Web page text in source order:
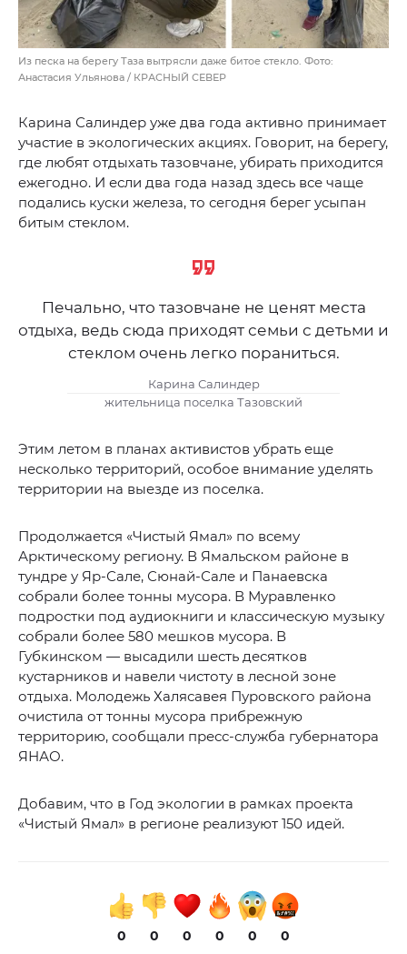
Из песка на берегу Таза вытрясли даже битое стекло. Фото:
Анастасия Ульянова / КРАСНЫЙ СЕВЕР
Карина Салиндер уже два года активно принимает
участие в экологических акциях. Говорит, на берегу,
где любят отдыхать тазовчане, убирать приходится
ежегодно. И если два года назад здесь все чаще
подались куски железа, то сегодня берег усыпан
битым стеклом.
Печально, что тазовчане не ценят места
отдыха, ведь сюда приходят семьи с детьми и
стеклом очень легко пораниться.
Карина Салиндер
жительница поселка Тазовский
Этим летом в планах активистов убрать еще
несколько территорий, особое внимание уделять
территории на выезде из поселка.
Продолжается «Чистый Ямал» по всему
Арктическому региону. В Ямальском районе в
тундре у Яр-Сале, Сюнай-Сале и Панаевска
собрали более тонны мусора. В Муравленко
подростки под аудиокниги и классическую музыку
собрали более 580 мешков мусора. В
Губкинском — высадили шесть десятков
кустарников и навели чистоту в лесной зоне
отдыха. Молодежь Халясавея Пуровского района
очистила от тонны мусора прибрежную
территорию, сообщали пресс-служба губернатора
ЯНАО.
Добавим, что в Год экологии в рамках проекта
«Чистый Ямал» в регионе реализуют 150 идей.
0 0 0 0 0 0